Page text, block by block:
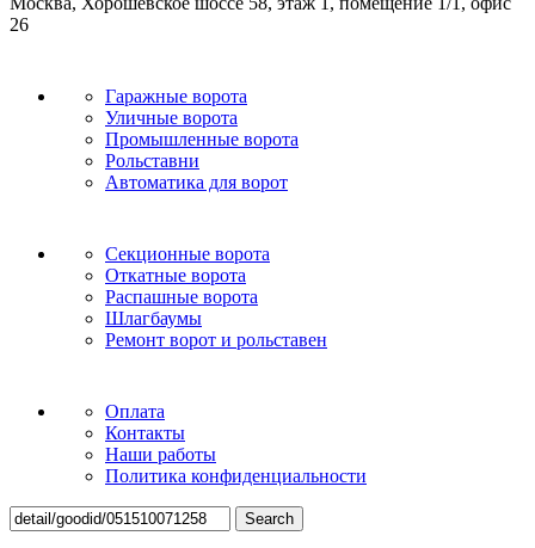
26
Гаражные ворота
Уличные ворота
Промышленные ворота
Рольставни
Автоматика для ворот
Секционные ворота
Откатные ворота
Распашные ворота
Шлагбаумы
Ремонт ворот и рольставен
Оплата
Контакты
Наши работы
Политика конфиденциальности
Search